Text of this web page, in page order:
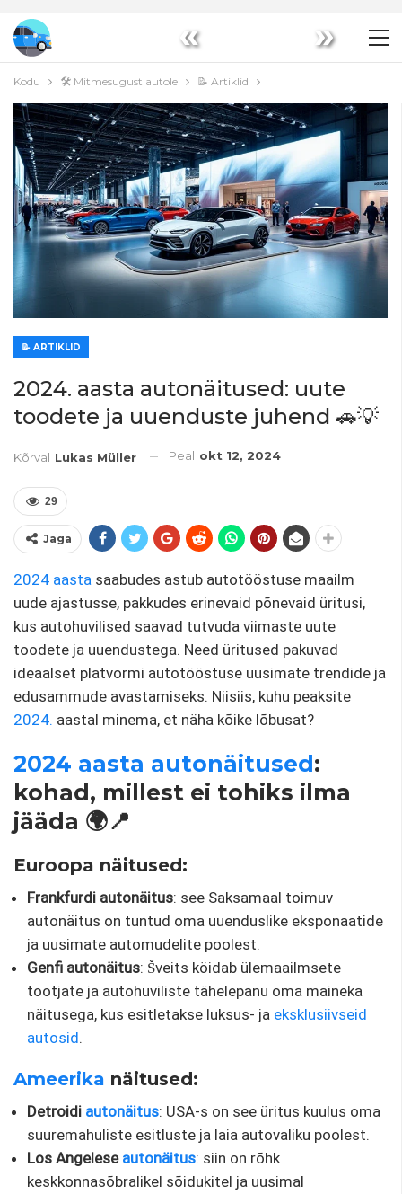
« »
Kodu 🛠️ Mitmesugust autole 📝 Artiklid
📝 ARTIKLID
2024. aasta autonäitused: uute
toodete ja uuenduste juhend 🚗💡
Kõrval Lukas Müller Peal okt 12, 2024
29
Jaga
2024 aasta saabudes astub autotööstuse maailm
uude ajastusse, pakkudes erinevaid põnevaid üritusi,
kus autohuvilised saavad tutvuda viimaste uute
toodete ja uuendustega. Need üritused pakuvad
ideaalset platvormi autotööstuse uusimate trendide ja
edusammude avastamiseks. Niisiis, kuhu peaksite
2024. aastal minema, et näha kõike lõbusat?
2024 aasta autonäitused:
kohad, millest ei tohiks ilma
jääda 🌍📍
Euroopa näitused:
Frankfurdi autonäitus: see Saksamaal toimuv
autonäitus on tuntud oma uuenduslike eksponaatide
ja uusimate automudelite poolest.
Genfi autonäitus: Šveits köidab ülemaailmsete
tootjate ja autohuviliste tähelepanu oma maineka
näitusega, kus esitletakse luksus- ja eksklusiivseid
autosid.
Ameerika näitused:
Detroidi autonäitus: USA-s on see üritus kuulus oma
suuremahuliste esitluste ja laia autovaliku poolest.
Los Angelese autonäitus: siin on rõhk
keskkonnasõbralikel sõidukitel ja uusimal